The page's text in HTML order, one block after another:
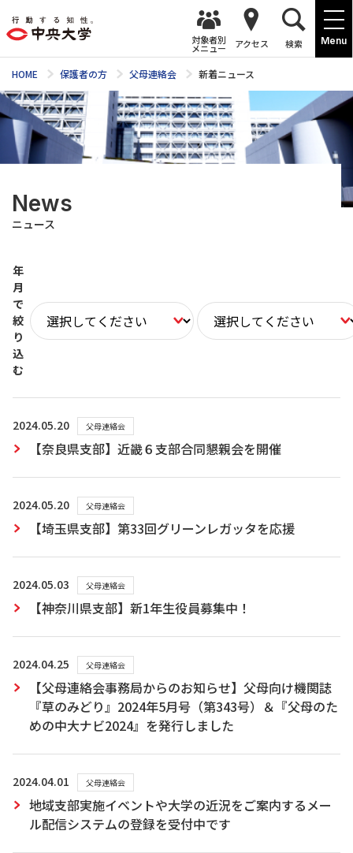
Menu
対象者別
メニュー アクセス 検索
HOME 保護者の方 父母連絡会 新着ニュース
News
ニュース
年
月
で
絞
り
込
む
2024.05.20 父母連絡会
【奈良県支部】近畿６支部合同懇親会を開催
2024.05.20 父母連絡会
【埼玉県支部】第33回グリーンレガッタを応援
2024.05.03 父母連絡会
【神奈川県支部】新1年生役員募集中！
2024.04.25 父母連絡会
【父母連絡会事務局からのお知らせ】父母向け機関誌
『草のみどり』2024年5月号（第343号）＆『父母のた
めの中大ナビ2024』を発行しました
2024.04.01 父母連絡会
地域支部実施イベントや大学の近況をご案内するメー
ル配信システムの登録を受付中です